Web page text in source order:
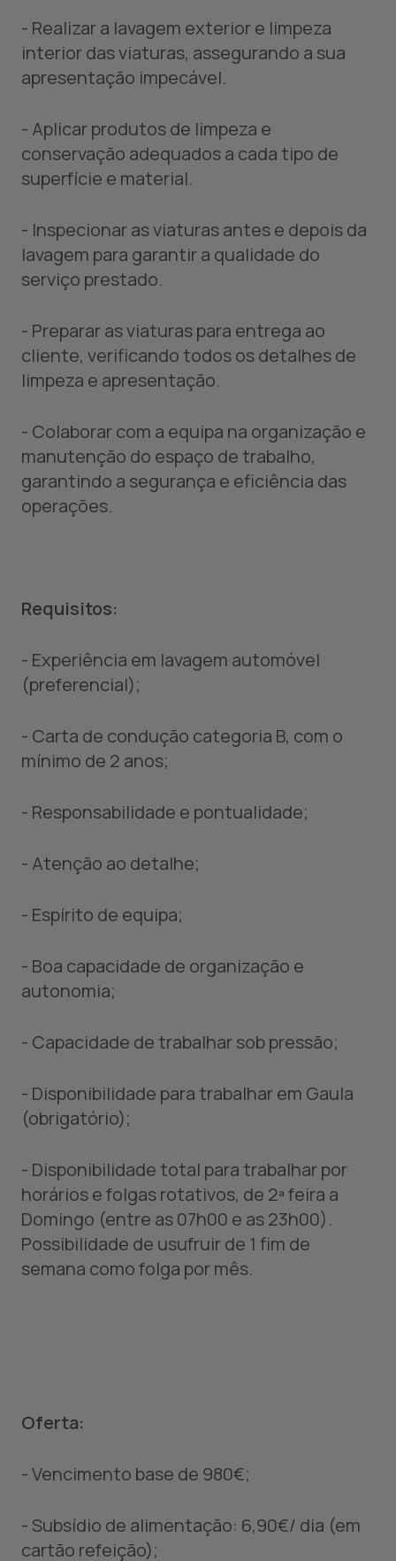
- Realizar a lavagem exterior e limpeza
interior das viaturas, assegurando a sua
apresentação impecável.
- Aplicar produtos de limpeza e
conservação adequados a cada tipo de
superfície e material.
- Inspecionar as viaturas antes e depois da
lavagem para garantir a qualidade do
serviço prestado.
- Preparar as viaturas para entrega ao
cliente, verificando todos os detalhes de
limpeza e apresentação.
- Colaborar com a equipa na organização e
manutenção do espaço de trabalho,
garantindo a segurança e eficiência das
operações.
Requisitos:
- Experiência em lavagem automóvel
(preferencial);
- Carta de condução categoria B, com o
mínimo de 2 anos;
- Responsabilidade e pontualidade;
- Atenção ao detalhe;
- Espírito de equipa;
- Boa capacidade de organização e
autonomia;
- Capacidade de trabalhar sob pressão;
- Disponibilidade para trabalhar em Gaula
(obrigatório);
- Disponibilidade total para trabalhar por
horários e folgas rotativos, de 2ª feira a
Domingo (entre as 07h00 e as 23h00).
Possibilidade de usufruir de 1 fim de
semana como folga por mês.
Oferta:
- Vencimento base de 980€;
- Subsídio de alimentação: 6,90€/ dia (em
cartão refeição);